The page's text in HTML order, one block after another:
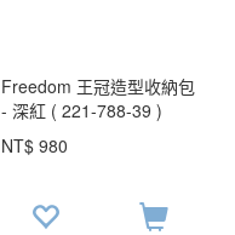
Freedom 王冠造型收納包
- 深紅 ( 221-788-39 )
NT$ 980